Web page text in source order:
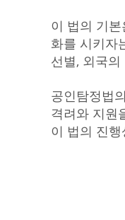
이 법의 기
화를 시키자
선별, 외국
공인탐정법
격려와 지원
이 법의 진